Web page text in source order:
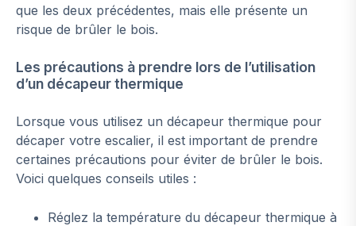
que les deux précédentes, mais elle présente un
risque de brûler le bois.
Les précautions à prendre lors de l’utilisation
d’un décapeur thermique
Lorsque vous utilisez un décapeur thermique pour
décaper votre escalier, il est important de prendre
certaines précautions pour éviter de brûler le bois.
Voici quelques conseils utiles :
Réglez la température du décapeur thermique à